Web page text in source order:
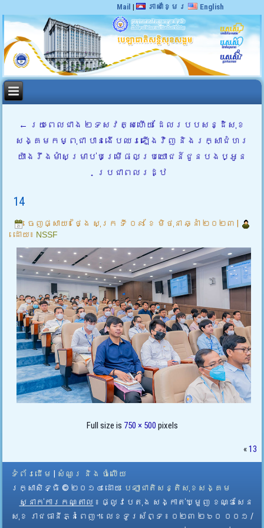
Mail | ភាសាខ្មែរ English
← រយៈពេលជាង ២ទសវត្សហើយ ដែលរបបសន្ដិសុខ
សង្គមកម្ពុជា បានងើបឈរឡើងវិញ និងរក្សាជំហរ
យ៉ាងរឹងមាំសម្រាប់បម្រើផលប្រយោជន៍ជូនបងប្អូន
ប្រជាពលរដ្ឋ
14
ចេញផ្សាយ៖ ថ្ងៃ សុក្រ ទី ០៩ ខែ មិថុនា ឆ្នាំ ២០២៣
ដោយ៖ NSSF
Full size is 750 × 500 pixels
«13
ទំព័រដើម
សំណួរ និង ចំលើយ
រក្សាសិទ្ធិ © ២០១៤ ដោយ​ បេឡាជាតិសន្តិសុខសង្គម
ស្នាក់ការកណ្តាល ៖ ផ្លូវបេតុង សង្កាត់ឃ្មួញ ខណ្ឌសែន
សុខ រាជធានីភ្នំពេញ។ លេខទូរស័ព្ទ ៖ ០២៣ ២៦០ ០០១ /